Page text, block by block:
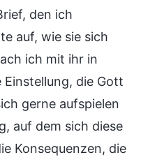
den ich
auf, wie sie sich
ich mit ihr in
die Gott
gerne aufspielen
auf dem sich diese
Konsequenzen, die